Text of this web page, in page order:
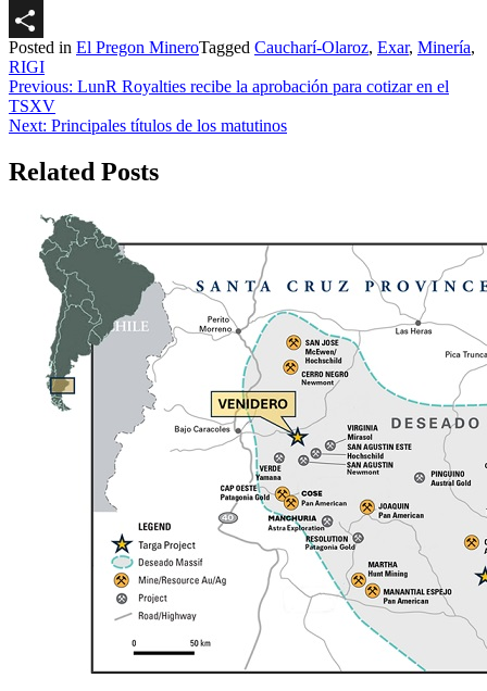
LinkedIn
Share
Posted in El Pregon MineroTagged Caucharí-Olaroz, Exar, Minería,
RIGI
Navegación
de
Previous: LunR Royalties recibe la aprobación para cotizar en el
TSXV
Next: Principales títulos de los matutinos
Related Posts